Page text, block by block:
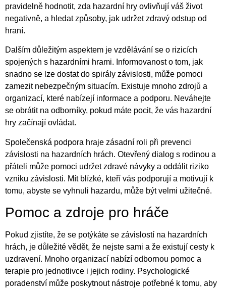
pravidelně hodnotit, zda hazardní hry ovlivňují váš život
negativně, a hledat způsoby, jak udržet zdravý odstup od
hraní.
Dalším důležitým aspektem je vzdělávání se o rizicích
spojených s hazardními hrami. Informovanost o tom, jak
snadno se lze dostat do spirály závislosti, může pomoci
zamezit nebezpečným situacím. Existuje mnoho zdrojů a
organizací, které nabízejí informace a podporu. Neváhejte
se obrátit na odborníky, pokud máte pocit, že vás hazardní
hry začínají ovládat.
Společenská podpora hraje zásadní roli při prevenci
závislosti na hazardních hrách. Otevřený dialog s rodinou a
přáteli může pomoci udržet zdravé návyky a oddálit riziko
vzniku závislosti. Mít blízké, kteří vás podporují a motivují k
tomu, abyste se vyhnuli hazardu, může být velmi užitečné.
Pomoc a zdroje pro hráče
Pokud zjistíte, že se potýkáte se závislostí na hazardních
hrách, je důležité vědět, že nejste sami a že existují cesty k
uzdravení. Mnoho organizací nabízí odbornou pomoc a
terapie pro jednotlivce i jejich rodiny. Psychologické
poradenství může poskytnout nástroje potřebné k tomu, aby